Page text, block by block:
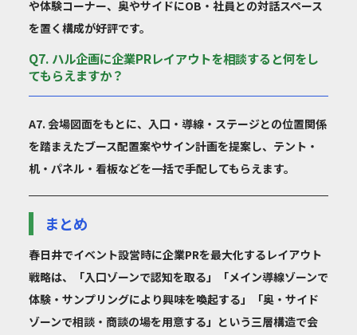
や体験コーナー、奥やサイドにOB・社員との対話スペース
を置く構成が好評です。
Q7. ハル企画に企業PRレイアウトを相談すると何をし
てもらえますか？
A7. 会場図面をもとに、入口・導線・ステージとの位置関係
を踏まえたブース配置案やサイン計画を提案し、テント・
机・パネル・看板などを一括で手配してもらえます。
まとめ
春日井でイベント設営時に企業PRを最大化するレイアウト
戦略は、「入口ゾーンで認知を取る」「メイン導線ゾーンで
体験・サンプリングにより興味を喚起する」「奥・サイド
ゾーンで相談・商談の場を用意する」という三層構造で会